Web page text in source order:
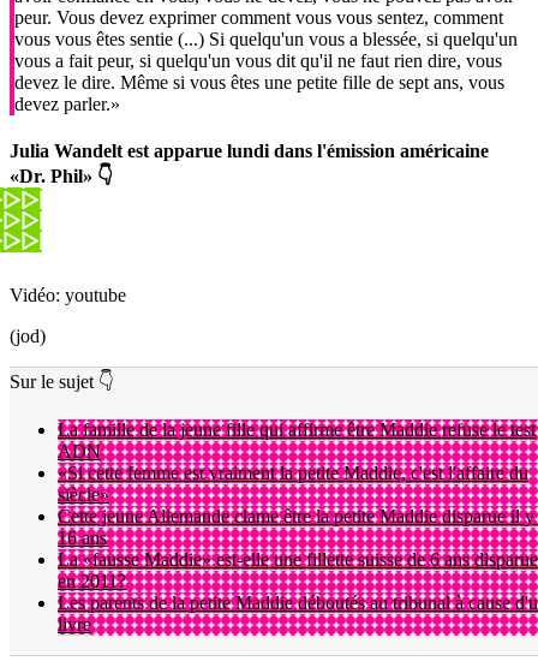
peur. Vous devez exprimer comment vous vous sentez, comment
vous vous êtes sentie (...) Si quelqu'un vous a blessée, si quelqu'un
vous a fait peur, si quelqu'un vous dit qu'il ne faut rien dire, vous
devez le dire. Même si vous êtes une petite fille de sept ans, vous
devez parler.»
Julia Wandelt est apparue lundi dans l'émission américaine
«Dr. Phil» 👇
Vidéo: youtube
(jod)
Sur le sujet 👇
La famille de la jeune fille qui affirme être Maddie refuse le test
ADN
«Si cette femme est vraiment la petite Maddie, c'est l'affaire du
siècle»
Cette jeune Allemande clame être la petite Maddie disparue il y
16 ans
La «fausse Maddie» est-elle une fillette suisse de 6 ans disparue
en 2011?
Les parents de la petite Maddie déboutés au tribunal à cause
livre